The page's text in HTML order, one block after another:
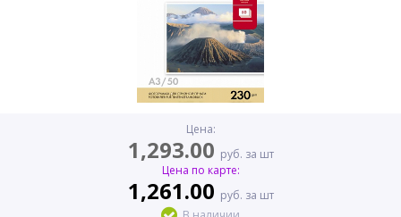
Цена:
1,293.00 руб. за шт
Цена по карте:
1,261.00 руб. за шт